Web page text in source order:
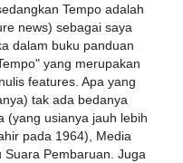
Tempo adalah
news) sebagai saya
dalam buku panduan
yang merupakan
features. Apa yang
tak ada bedanya
(yang usianya jauh lebih
pada 1964), Media
Pembaruan. Juga